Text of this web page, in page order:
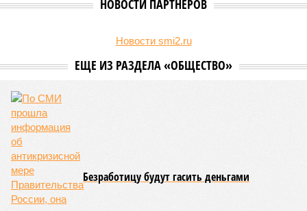
Например, многие ошибочно полагают, что воду отключает
управляющая компания, хотя на самом деле это делает
ресурсоснабжающая организация. Задача УК состоит в
том, чтобы подготовить внутридомовые системы и
возобновить подачу воды после завершения ремонтов.
Эксперт также обратила внимание, что длительные
перерывы в подаче горячей воды характерны только для
домов с централизованным теплоснабжением. Там, где
установлены собственные газовые котельные,
профилактика занимает всего несколько дней. Именно